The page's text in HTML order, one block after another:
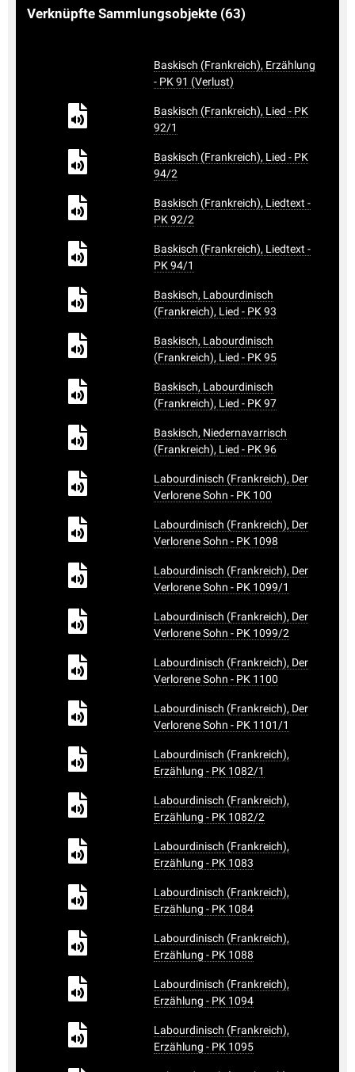
Verknüpfte Sammlungsobjekte (63)
Baskisch (Frankreich), Erzählung
- PK 91 (Verlust)
Baskisch (Frankreich), Lied - PK
92/1
Baskisch (Frankreich), Lied - PK
94/2
Baskisch (Frankreich), Liedtext -
PK 92/2
Baskisch (Frankreich), Liedtext -
PK 94/1
Baskisch, Labourdinisch
(Frankreich), Lied - PK 93
Baskisch, Labourdinisch
(Frankreich), Lied - PK 95
Baskisch, Labourdinisch
(Frankreich), Lied - PK 97
Baskisch, Niedernavarrisch
(Frankreich), Lied - PK 96
Labourdinisch (Frankreich), Der
Verlorene Sohn - PK 100
Labourdinisch (Frankreich), Der
Verlorene Sohn - PK 1098
Labourdinisch (Frankreich), Der
Verlorene Sohn - PK 1099/1
Labourdinisch (Frankreich), Der
Verlorene Sohn - PK 1099/2
Labourdinisch (Frankreich), Der
Verlorene Sohn - PK 1100
Labourdinisch (Frankreich), Der
Verlorene Sohn - PK 1101/1
Labourdinisch (Frankreich),
Erzählung - PK 1082/1
Labourdinisch (Frankreich),
Erzählung - PK 1082/2
Labourdinisch (Frankreich),
Erzählung - PK 1083
Labourdinisch (Frankreich),
Erzählung - PK 1084
Labourdinisch (Frankreich),
Erzählung - PK 1088
Labourdinisch (Frankreich),
Erzählung - PK 1094
Labourdinisch (Frankreich),
Erzählung - PK 1095